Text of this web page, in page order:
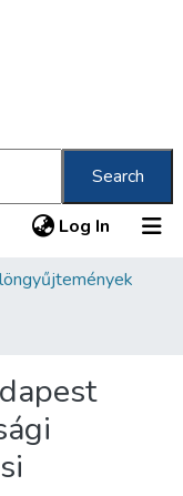
Search
Log In (current)